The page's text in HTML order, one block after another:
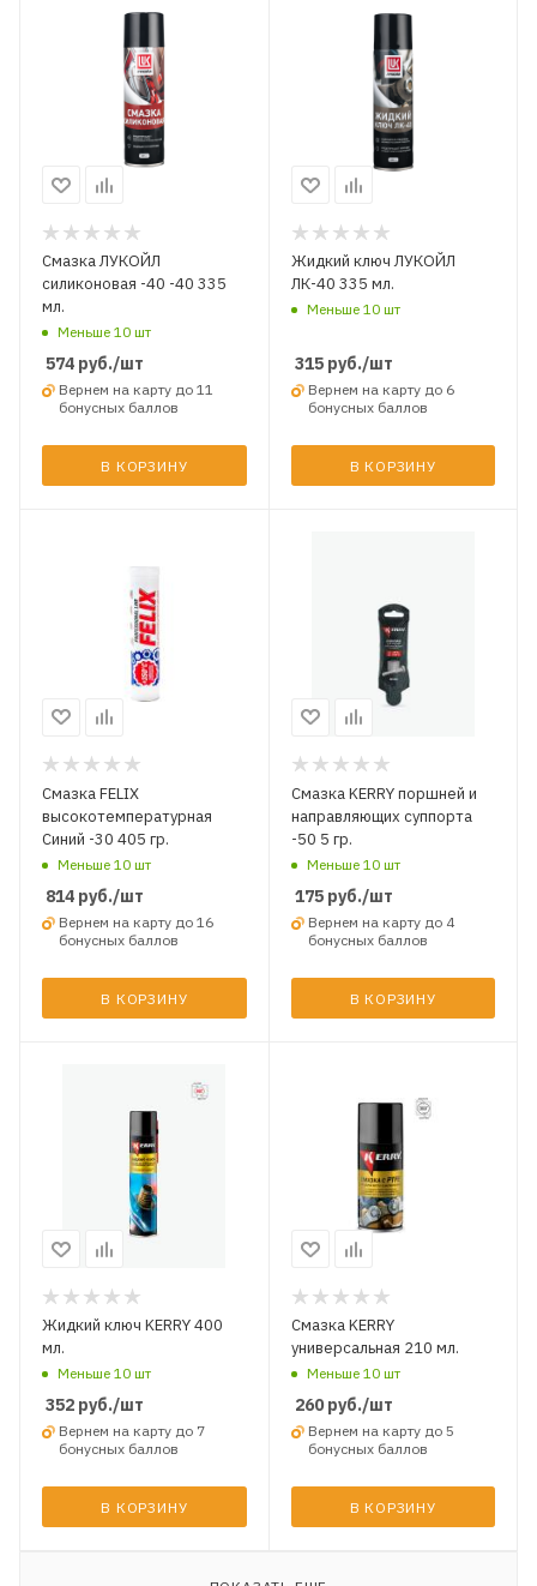
Смазка ЛУКОЙЛ
силиконовая -40 -40 335
мл.
Меньше 10 шт
574 руб./шт
Вернем на карту до 11
бонусных баллов
В КОРЗИНУ
Жидкий ключ ЛУКОЙЛ
ЛК-40 335 мл.
Меньше 10 шт
315руб./шт
Вернем на карту до 6
бонусных баллов
В КОРЗИНУ
Смазка FELIX
высокотемпературная
Синий -30 405 гр.
Меньше 10 шт
814 руб./шт
Вернем на карту до 16
бонусных баллов
В КОРЗИНУ
Смазка KERRY поршней и
направляющих суппорта
-50 5 гр.
Меньше 10 шт
175руб./шт
Вернем на карту до 4
бонусных баллов
В КОРЗИНУ
Жидкий ключ KERRY 400
мл.
Меньше 10 шт
352 руб./шт
Вернем на карту до 7
бонусных баллов
В КОРЗИНУ
Смазка KERRY
универсальная 210 мл.
Меньше 10 шт
260руб./шт
Вернем на карту до 5
бонусных баллов
В КОРЗИНУ